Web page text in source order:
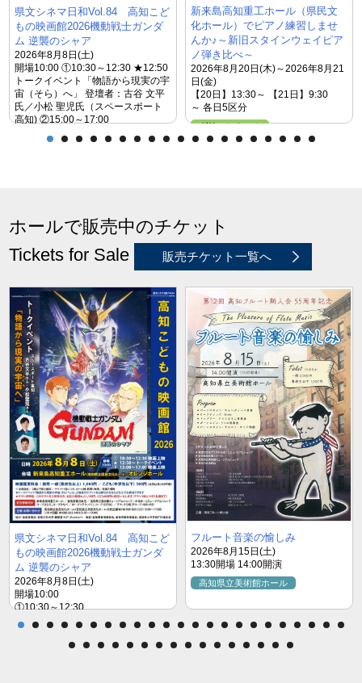
県文シネマ日和Vol.84 高知こど
もの映画館2026機動戦士ガンダ
ム 逆襲のシャア
2026年8月8日(土)
開場10:00 ①10:30～12:30 ★12:50
トークイベント「物語から現実の宇
宙（そら）へ」 登壇者：古谷 文平
氏／小松 聖児氏（スペースポート
高知) ②15:00～17:00
オレンジホール
新来島高知重工ホール（県民文
化ホール）でピアノ練習しませ
んか♪～新旧スタインウェイピア
ノ弾き比べ～
2026年8月20日(木)～2026年8月21
日(金)
【20日】13:30～ 【21日】9:30
～ 各日5区分
グリーンホール
ホールで販売中のチケット
Tickets for Sale
販売チケット一覧へ
県文シネマ日和Vol.84 高知こど
もの映画館2026機動戦士ガンダ
ム 逆襲のシャア
2026年8月8日(土)
開場10:00
①10:30～12:30
★12:50トークイベント「物語から
登壇者：古谷 文平氏／小松 聖児氏
フルート音楽の愉しみ
2026年8月15日(土)
13:30開場 14:00開演
高知県立美術館ホール